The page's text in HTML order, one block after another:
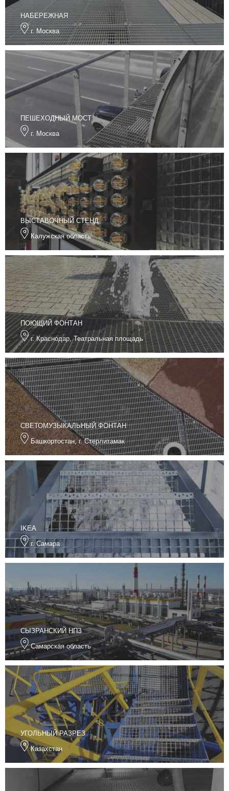
НАБЕРЕЖНАЯ
г. Москва
ПЕШЕХОДНЫЙ МОСТ
г. Москва
ВЫСТАВОЧНЫЙ СТЕНД
Калужская область
ПОЮЩИЙ ФОНТАН
г. Краснодар, Театральная площадь
СВЕТОМУЗЫКАЛЬНЫЙ ФОНТАН
Башкортостан, г. Стерлитамак
IKEA
г. Самара
СЫЗРАНСКИЙ НПЗ
Самарская область
УГОЛЬНЫЙ РАЗРЕЗ
Казахстан